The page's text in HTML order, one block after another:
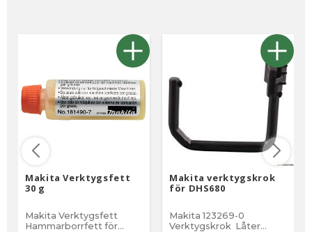
Makita Verktygsfett
30 g
Makita Verktygsfett
Hammarborrfett för
Makita verktygskrok
för DHS680
Makita 123269-0
Verktygskrok Låter